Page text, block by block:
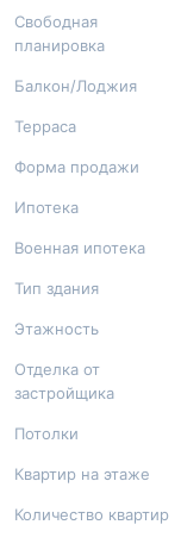
Свободная
планировка
Балкон/Лоджия
Терраса
Форма продажи
Ипотека
Военная ипотека
Тип здания
Этажность
Отделка от
застройщика
Потолки
Квартир на этаже
Количество квартир